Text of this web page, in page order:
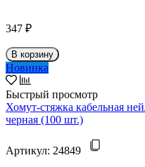
347 ₽
В корзину
Новинка
Быстрый просмотр
Хомут-стяжка кабельная
черная (100 шт.)
Артикул: 24849